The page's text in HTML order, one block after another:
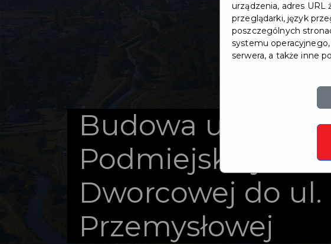
Budowa ul.
Podmiejskiej od
Dworcowej do ul.
Przemysłowej
urządzenia, adres URL
przeglądarki, język
poszczególnych
systemu
serwera, a także inne